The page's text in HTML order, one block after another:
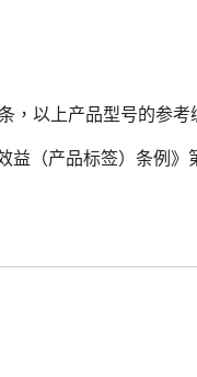
，以上产品型号的参
（产品标签）条例